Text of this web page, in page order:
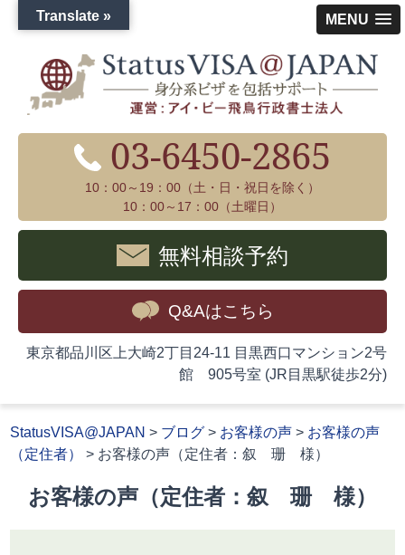
MENU
03-6450-2865
10：00～19：00（土・日・祝日を除く）
10：00～17：00（土曜日）
無料相談予約
Q&Aはこちら
東京都品川区上大崎2丁目24-11 目黒西口マンション2号
館 905号室 (JR目黒駅徒歩2分)
StatusVISA@JAPAN > ブログ > お客様の声 > お客様の声
（定住者）
> お客様の声（定住者：叙 珊 様）
お客様の声（定住者：叙 珊 様）
Translate »